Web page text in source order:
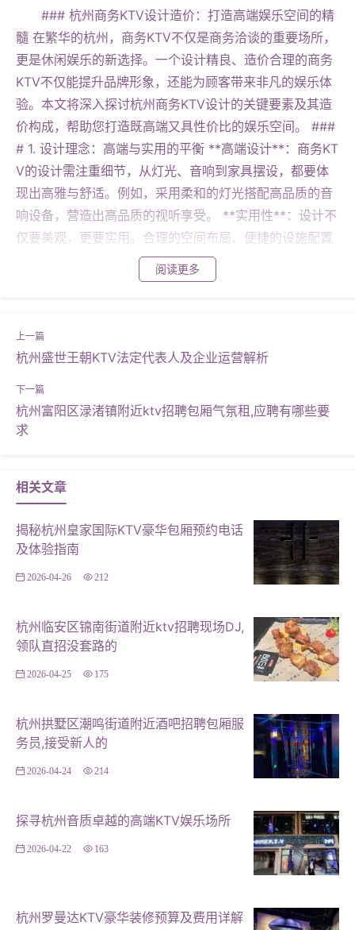
### 杭州商务KTV设计造价：打造高端娱乐空间的精
髓 在繁华的杭州，商务KTV不仅是商务洽谈的重要场所，
更是休闲娱乐的新选择。一个设计精良、造价合理的商务
KTV不仅能提升品牌形象，还能为顾客带来非凡的娱乐体
验。本文将深入探讨杭州商务KTV设计的关键要素及其造
价构成，帮助您打造既高端又具性价比的娱乐空间。 ###
# 1. 设计理念：高端与实用的平衡 **高端设计**：商务KT
V的设计需注重细节，从灯光、音响到家具摆设，都要体
现出高雅与舒适。例如，采用柔和的灯光搭配高品质的音
响设备，营造出高品质的视听享受。 **实用性**：设计不
仅要美观，更要实用。合理的空间布局、便捷的设施配置
（如休息区、更衣室等）都是提升顾客体验的关键。 ###
# 2. 造价构成：精打细算，追求性价比 **装修费用**：装
费用较高，但简约而不失格调的设计同样能达到预期效
也是一笔不小的开销。选择知名品牌、性能稳定的产品，
能确保长期使用的效果。 **家具与装饰**：高品质的沙
发、茶几等家具以及精致的装饰品都能提升整体氛围，但
分析：成功的设计案例 **案例一：某高端商务KTV** 这
家KTV位于杭州市中心，以其独特的设计风格和卓越的音
响效果吸引了众多顾客。其设计采用了现代简约风格，通
过柔和的灯光和精致的装饰营造出温馨舒适的氛围。在造
价方面，通过合理的预算分配和精心挑选设备，最终实现
务KTV** 这家KTV以某个特定主题（如“复古风”、“未来科
技”）为设计灵感，通过独特的装饰和布置营造出别具一格
的氛围。尽管其装修费用较高，但独特的主题设计和丰富
的娱乐设施使其迅速成为热门场所。 #### 4. 造价优化建
装修材料的选择上，不必一味追求豪华，但一定要保证质
量。通过比较不同供应商的产品和价格，选择性价比高的
材料。 - **合理布局空间**：通过合理布局空间，既能满
区合理分隔，避免不必要的浪费。 - **节能设备**：选择
节能型音响、灯光等设备，不仅能降低成本，还能减少能
源消耗。 #### 总结：杭州商务KTV设计造价需综合考虑
过程，需要综合考虑设计理念、造价构成以及优化策略等
阅读更多
杭州盛世王朝KTV法定代表人及企业运营解析
杭州富阳区渌渚镇附近ktv招聘包厢气氛租,应聘有哪些要
求
相关文章
揭秘杭州皇家国际KTV豪华包厢预约电话
及体验指南
2026-04-26 212
杭州临安区锦南街道附近ktv招聘现场DJ,
领队直招没套路的
2026-04-25 175
杭州拱墅区潮鸣街道附近酒吧招聘包厢服
务员,接受新人的
2026-04-24 214
探寻杭州音质卓越的高端KTV娱乐场所
2026-04-22 163
杭州罗曼达KTV豪华装修预算及费用详解